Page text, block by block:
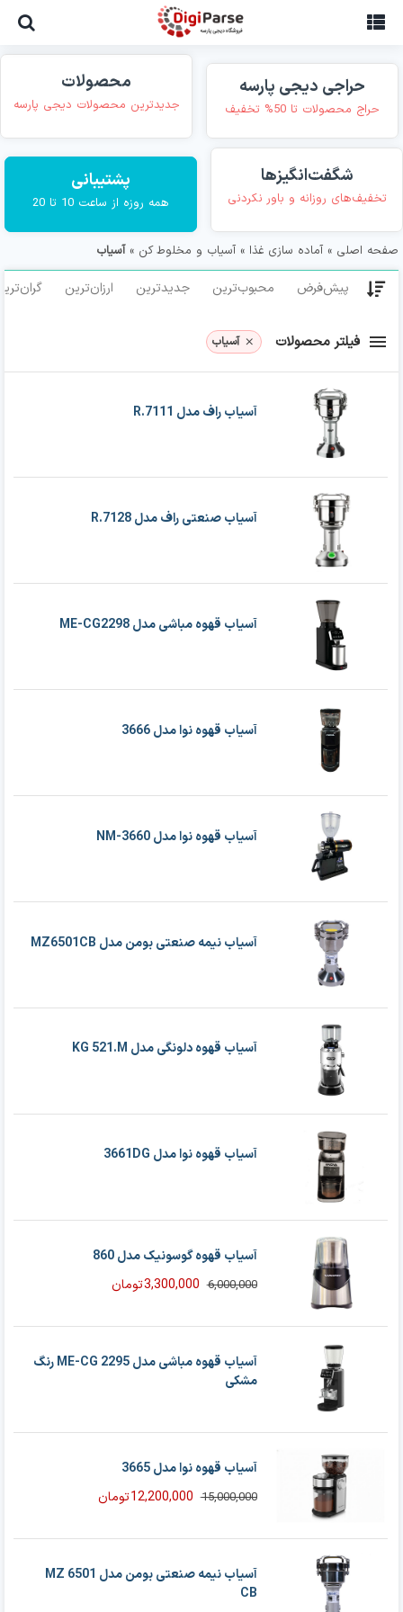
حراجی دیجی پارسه
حراج محصولات تا 50% تخفیف
محصولات
جدیدترین محصولات دیجی پارسه
شگفت‌انگیزها
تخفیف‌های روزانه و باور نکردنی
پشتیبانی
همه روزه از ساعت 10 تا 20
صفحه اصلی » آماده سازی غذا » آسیاب و مخلوط کن »آسیاب
پیش‌فرض محبوب‌ترین جدیدترین ارزان‌ترین
فیلتر محصولات آسیاب
آسیاب راف مدل R.7111
آسیاب صنعتی راف مدل R.7128
آسیاب قهوه مباشی مدل ME-CG2298
آسیاب قهوه نوا مدل 3666
آسیاب قهوه نوا مدل NM-3660
آسیاب نیمه صنعتی بومن مدل MZ6501CB
آسیاب قهوه دلونگی مدل KG 521.M
آسیاب قهوه نوا مدل 3661DG
آسیاب قهوه گوسونیک مدل 860
6,000,000
قیمت
6,000,000 تومان
3,300,000تومان
قیمت
3,300,000 تومان
آسیاب قهوه مباشی مدل ME-CG 2295 رنگ
مشکی
آسیاب قهوه نوا مدل 3665
15,000,000
قیمت
15,000,000 تومان
12,200,000تومان
قیمت
12,200,000 تومان
آسیاب نیمه صنعتی بومن مدل MZ 6501
CB